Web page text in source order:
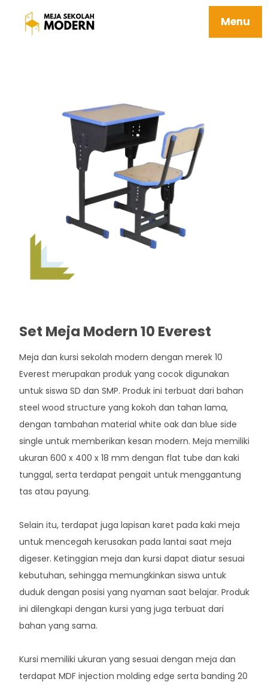
Menu
Harga Meja Sekolah Sd Berkualitas 10
Set Meja Modern 10 Everest
Meja dan kursi sekolah modern dengan merek 10
Everest merupakan produk yang cocok digunakan
untuk siswa SD dan SMP. Produk ini terbuat dari bahan
steel wood structure yang kokoh dan tahan lama,
dengan tambahan material white oak dan blue side
single untuk memberikan kesan modern. Meja memiliki
ukuran 600 x 400 x 18 mm dengan flat tube dan kaki
tunggal, serta terdapat pengait untuk menggantung
tas atau payung.
Selain itu, terdapat juga lapisan karet pada kaki meja
untuk mencegah kerusakan pada lantai saat meja
digeser. Ketinggian meja dan kursi dapat diatur sesuai
kebutuhan, sehingga memungkinkan siswa untuk
duduk dengan posisi yang nyaman saat belajar. Produk
ini dilengkapi dengan kursi yang juga terbuat dari
bahan yang sama.
Kursi memiliki ukuran yang sesuai dengan meja dan
terdapat MDF injection molding edge serta banding 20